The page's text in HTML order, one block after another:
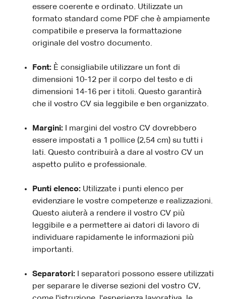
essere coerente e ordinato. Utilizzate un
formato standard come PDF che è ampiamente
compatibile e preserva la formattazione
originale del vostro documento.
Font: È consigliabile utilizzare un font di
dimensioni 10-12 per il corpo del testo e di
dimensioni 14-16 per i titoli. Questo garantirà
che il vostro CV sia leggibile e ben organizzato.
Margini: I margini del vostro CV dovrebbero
essere impostati a 1 pollice (2,54 cm) su tutti i
lati. Questo contribuirà a dare al vostro CV un
aspetto pulito e professionale.
Punti elenco: Utilizzate i punti elenco per
evidenziare le vostre competenze e realizzazioni.
Questo aiuterà a rendere il vostro CV più
leggibile e a permettere ai datori di lavoro di
individuare rapidamente le informazioni più
importanti.
Separatori: I separatori possono essere utilizzati
per separare le diverse sezioni del vostro CV,